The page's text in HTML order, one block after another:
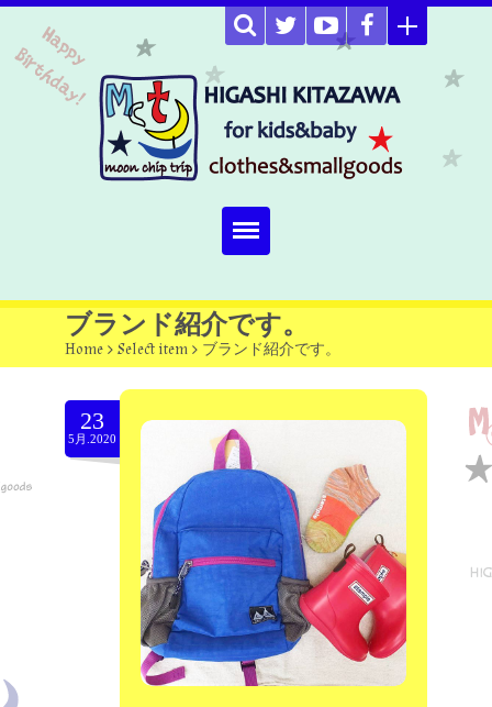
Home
about
Select item
omutucake
moon chip trip original
my account
Store
minna kitchen komeco
ブランド紹介です。
Home > Select item > ブランド紹介です。
23
5月.2020